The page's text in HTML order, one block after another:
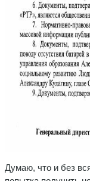
Думаю, что и без